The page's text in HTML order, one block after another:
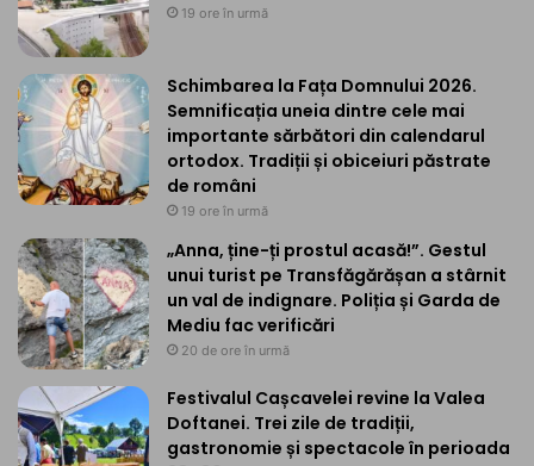
19 ore în urmă
Schimbarea la Fața Domnului 2026.
Semnificația uneia dintre cele mai
importante sărbători din calendarul
ortodox. Tradiții și obiceiuri păstrate
de români
19 ore în urmă
„Anna, ține-ți prostul acasă!”. Gestul
unui turist pe Transfăgărășan a stârnit
un val de indignare. Poliția și Garda de
Mediu fac verificări
20 de ore în urmă
Festivalul Cașcavelei revine la Valea
Doftanei. Trei zile de tradiții,
gastronomie și spectacole în perioada